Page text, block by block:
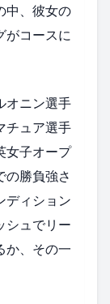
中、彼女の
がコースに
オニン選手
チュア選手
女子オープ
の勝負強さ
ディション
シュでリー
か、その一